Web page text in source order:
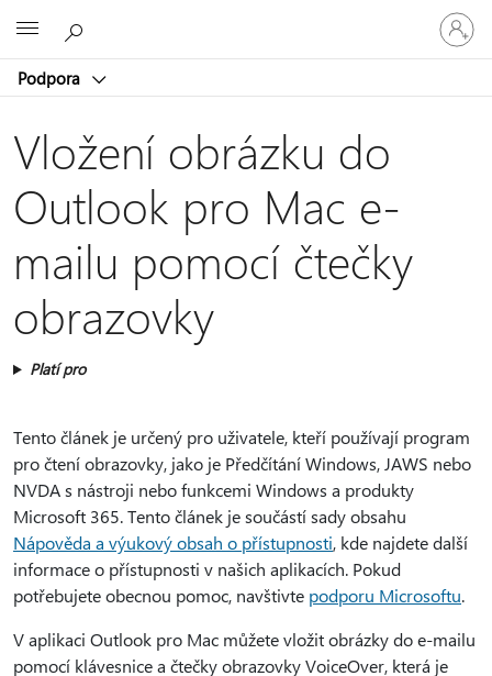
Podpora
Přihlaste
se
ke
účtu
Vložení obrázku do
Outlook pro Mac e-
mailu pomocí čtečky
obrazovky
Platí pro
Tento článek je určený pro uživatele, kteří používají program
pro čtení obrazovky, jako je Předčítání Windows, JAWS nebo
NVDA s nástroji nebo funkcemi Windows a produkty
Microsoft 365. Tento článek je součástí sady obsahu
Nápověda a výukový obsah o přístupnosti, kde najdete další
informace o přístupnosti v našich aplikacích. Pokud
potřebujete obecnou pomoc, navštivte podporu Microsoftu.
V aplikaci Outlook pro Mac můžete vložit obrázky do e-mailu
pomocí klávesnice a čtečky obrazovky VoiceOver, která je